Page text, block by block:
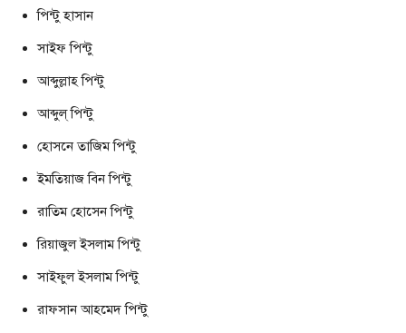
পিন্টু হাসান
সাইফ পিন্টু
আব্দুল্লাহ পিন্টু
আব্দুল্ পিন্টু
হোসনে তাজিম পিন্টু
ইমতিয়াজ বিন পিন্টু
রাতিম হোসেন পিন্টু
রিয়াজুল ইসলাম পিন্টু
সাইফুল ইসলাম পিন্টু
রাফসান আহমেদ পিন্টু